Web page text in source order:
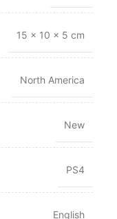
15 × 10 × 5 cm
North America
New
PS4
English